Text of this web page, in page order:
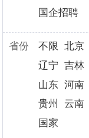
国企招聘
省份 不限 北京
辽宁 吉林
山东 河南
贵州
云南
国家